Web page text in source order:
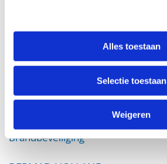
Alles toestaan
Selectie toestaan
Weigeren
Waterworks
Brandbeveiliging